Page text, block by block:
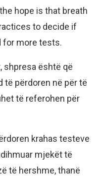
hope is that breath
to decide if
for more tests.
shpresa është që
përdoren në për të
të referohen për
krahas testeve
mjekët të
të hershme, thanë